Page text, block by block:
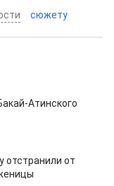
сюжету
Атинского
отстранили от